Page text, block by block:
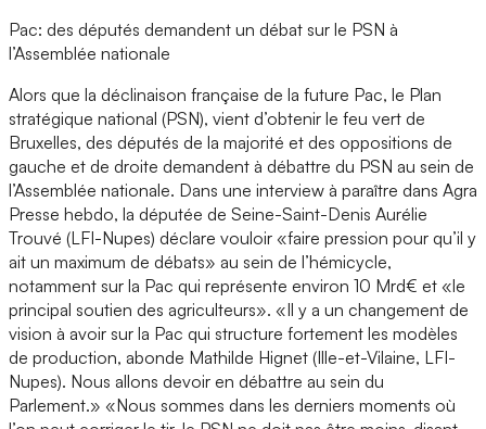
Pac: des députés demandent un débat sur le PSN à
l’Assemblée nationale
Alors que la déclinaison française de la future Pac, le Plan
stratégique national (PSN), vient d’obtenir le feu vert de
Bruxelles, des députés de la majorité et des oppositions de
gauche et de droite demandent à débattre du PSN au sein de
l’Assemblée nationale. Dans une interview à paraître dans Agra
Presse hebdo, la députée de Seine-Saint-Denis Aurélie
Trouvé (LFI-Nupes) déclare vouloir «faire pression pour qu’il y
ait un maximum de débats» au sein de l’hémicycle,
notamment sur la Pac qui représente environ 10 Mrd€ et «le
principal soutien des agriculteurs». «Il y a un changement de
vision à avoir sur la Pac qui structure fortement les modèles
de production, abonde Mathilde Hignet (Ille-et-Vilaine, LFI-
Nupes). Nous allons devoir en débattre au sein du
Parlement.» «Nous sommes dans les derniers moments où